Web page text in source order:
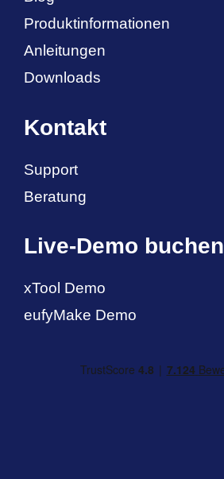
Produktinformationen
Anleitungen
Downloads
Kontakt
Support
Beratung
Live-Demo buchen
xTool Demo
eufyMake Demo